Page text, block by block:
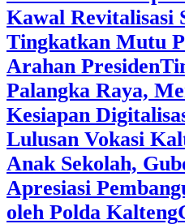
Kawal Revitalisasi
Tingkatkan Mutu
Arahan Presiden
Palangka Raya,
Kesiapan
Lulusan Vokasi
Anak Sekolah,
Apresiasi
oleh Polda Kalteng